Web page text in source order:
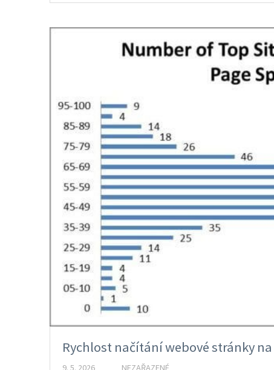
Rychlost načítání webové stránky
9. 5. 2026 NEZAŘAZENÉ